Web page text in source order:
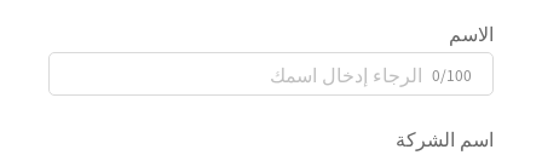
الاسم
0/100
اسم الشركة